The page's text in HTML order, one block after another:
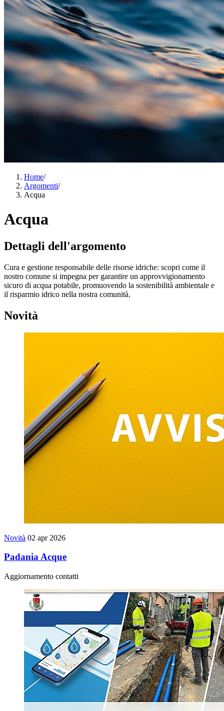
Home/
Argomenti/
Acqua
Acqua
Dettagli dell'argomento
Cura e gestione responsabile delle risorse idriche: scopri come il
nostro comune si impegna per garantire un approvvigionamento
sicuro di acqua potabile, promuovendo la sostenibilità ambientale e
il risparmio idrico nella nostra comunità.
Novità
Novità 02 apr 2026
Padania Acque
Aggiornamento contatti